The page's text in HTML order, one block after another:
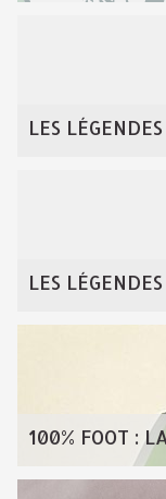
LES
LES
100% FOOT :